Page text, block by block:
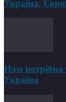
Україна,
Нам потрібна
Україна